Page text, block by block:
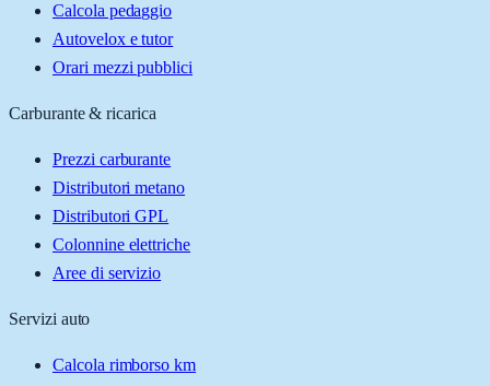
Calcola pedaggio
Autovelox e tutor
Orari mezzi pubblici
Carburante & ricarica
Prezzi carburante
Distributori metano
Distributori GPL
Colonnine elettriche
Aree di servizio
Servizi auto
Calcola rimborso km